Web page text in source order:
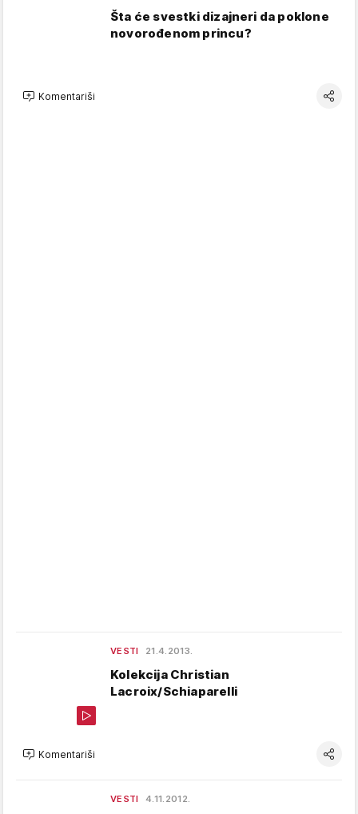
Šta će svestki dizajneri da poklone
novorođenom princu?
Komentariši
VESTI 21.4.2013.
Kolekcija Christian
Lacroix/Schiaparelli
Komentariši
VESTI 4.11.2012.